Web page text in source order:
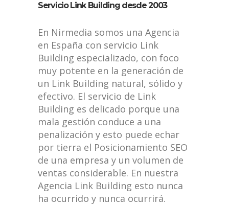
Servicio Link Building desde 2003
En Nirmedia somos una Agencia
en España con servicio Link
Building especializado, con foco
muy potente en la generación de
un Link Building natural, sólido y
efectivo. El servicio de Link
Building es delicado porque una
mala gestión conduce a una
penalización y esto puede echar
por tierra el Posicionamiento SEO
de una empresa y un volumen de
ventas considerable. En nuestra
Agencia Link Building esto nunca
ha ocurrido y nunca ocurrirá.